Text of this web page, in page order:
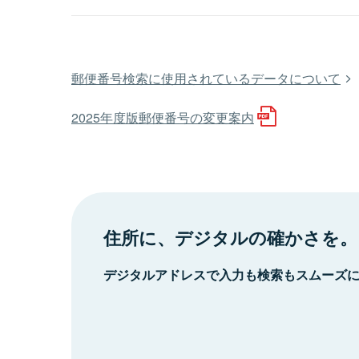
郵便番号検索に使用されているデータについて
2025年度版郵便番号の変更案内
住所に、デジタルの確かさを。
デジタルアドレスで入力も検索もスムーズ